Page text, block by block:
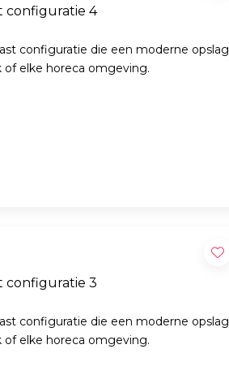
configuratie 4
configuratie die een moderne opslag
of elke horeca omgeving.
configuratie 3
configuratie die een moderne opslag
of elke horeca omgeving.